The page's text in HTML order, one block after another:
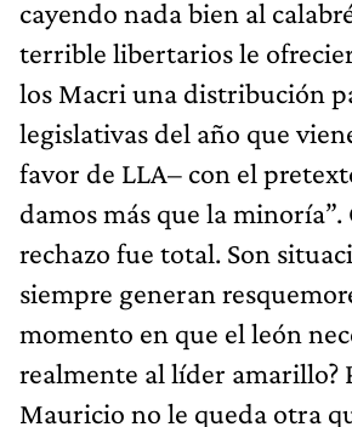
cayendo nada bien al
terrible libertarios le
los Macri una distribución
legislativas del año que
favor de LLA– con el
damos más que la
rechazo fue total. Son
siempre generan
momento en que el león
realmente al líder amarillo?
Mauricio no le queda otra